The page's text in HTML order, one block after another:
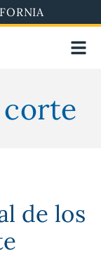
corte
de los